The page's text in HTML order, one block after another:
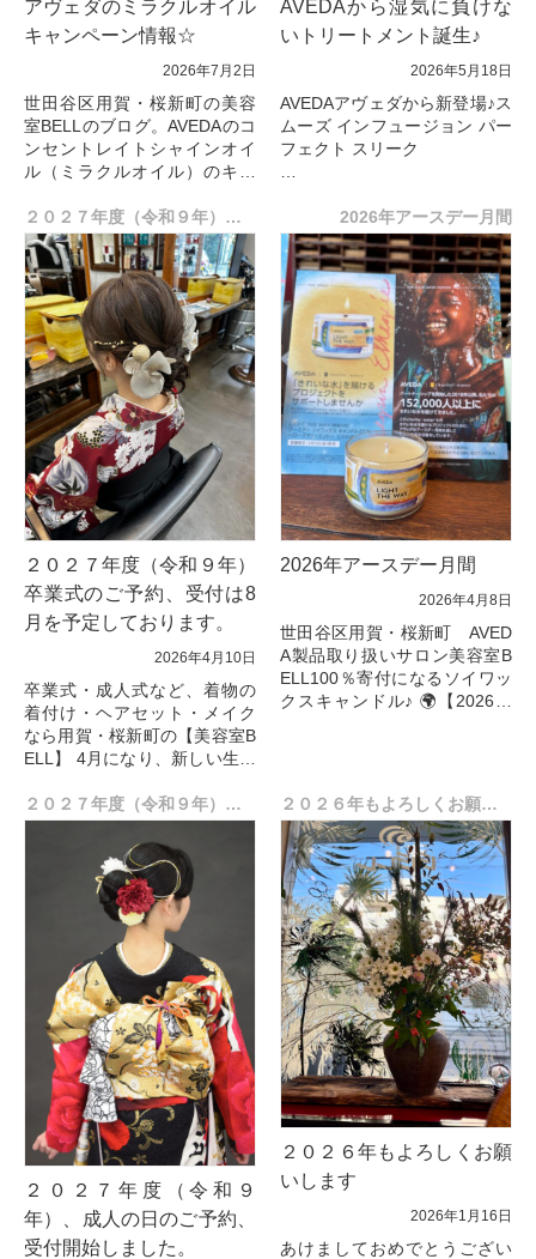
アヴェダのミラクルオイル
キャンペーン情報☆
2026年7月2日
世田谷区用賀・桜新町の美容
室BELLのブログ。AVEDAのコ
ンセントレイトシャインオイ
ル（ミラクルオイル）のキャ
しています！ 大好評のコンセ
ントレー...
AVEDAから湿気に負けな
いトリートメント誕生♪
2026年5月18日
AVEDAアヴェダから新登場♪ス
ムーズ インフュージョン パー
フェクト スリーク
インフュージョン パーフェク
ト スリーク」
は、梅雨時のうねりや広...
２０２７年度（令和９年）卒業式のご予約、受付は8月を予定しております。
２０２７年度（令和９年）
卒業式のご予約、受付は8
月を予定しております。
2026年4月10日
卒業式・成人式など、着物の
着付け・ヘアセット・メイク
なら用賀・桜新町の【美容室B
ELL】 4月になり、新しい生活
いででしょうか？
今年もたくさんの卒業生のご
2026年アースデー月間
2026年アースデー月間
2026年4月8日
世田谷区用賀・桜新町 AVED
A製品取り扱いサロン美容室B
ELL100％寄付になるソイワッ
クスキャンドル♪ 🌍【2026年
２０２７年度（令和９年）、成人の日のご予約、受付開始しました。
２０２７年度（令和９
年）、成人の日のご予約、
受付開始しました。
２０２６年もよろしくお願いします
２０２６年もよろしくお願
いします
2026年1月16日
あけましておめでとうござい